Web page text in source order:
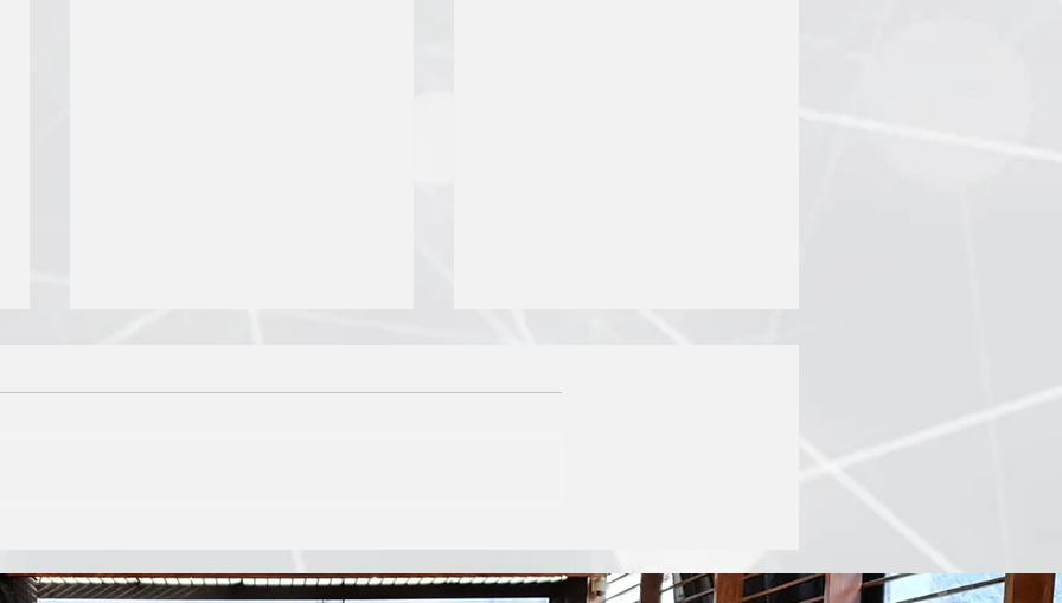
"NEUROVENTAS Y
TÉCNICAS DE VENTAS CON
"NEUROVENTAS Y
TÉCNICAS DE VENTAS"